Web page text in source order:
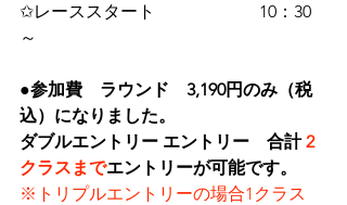
✩レーススタート　　　　　　10：30
～
●参加費　ラウンド　3,190円のみ（税
込）になりました。
ダブルエントリー エントリー　合計 2
クラスまでエントリーが可能です。
※トリプルエントリーの場合1クラス